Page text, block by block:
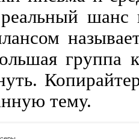
шанс
группа
тему.